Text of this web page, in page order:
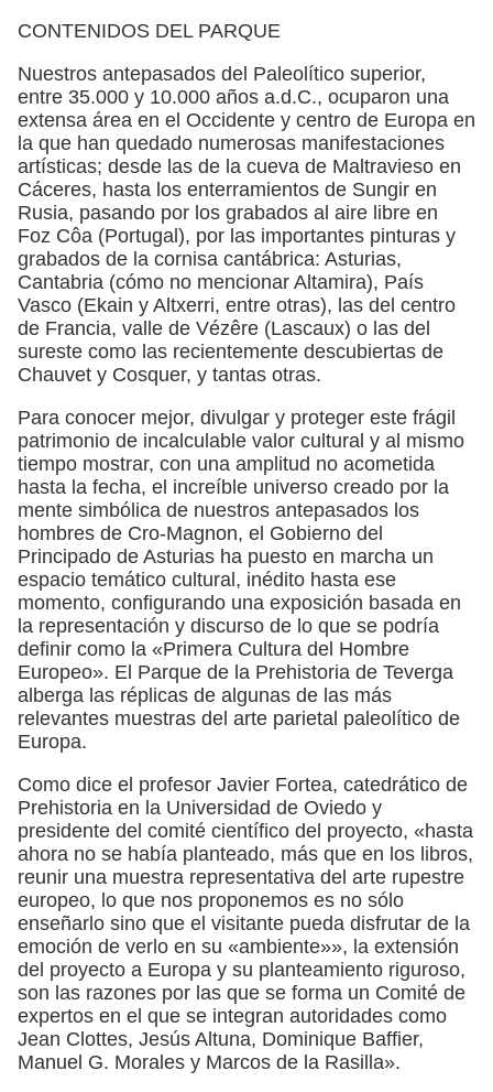
CONTENIDOS DEL PARQUE
Nuestros antepasados del Paleolítico superior,
entre 35.000 y 10.000 años a.d.C., ocuparon una
extensa área en el Occidente y centro de Europa en
la que han quedado numerosas manifestaciones
artísticas; desde las de la cueva de Maltravieso en
Cáceres, hasta los enterramientos de Sungir en
Rusia, pasando por los grabados al aire libre en
Foz Côa (Portugal), por las importantes pinturas y
grabados de la cornisa cantábrica: Asturias,
Cantabria (cómo no mencionar Altamira), País
Vasco (Ekain y Altxerri, entre otras), las del centro
de Francia, valle de Vézêre (Lascaux) o las del
sureste como las recientemente descubiertas de
Chauvet y Cosquer, y tantas otras.
Para conocer mejor, divulgar y proteger este frágil
patrimonio de incalculable valor cultural y al mismo
tiempo mostrar, con una amplitud no acometida
hasta la fecha, el increíble universo creado por la
mente simbólica de nuestros antepasados los
hombres de Cro-Magnon, el Gobierno del
Principado de Asturias ha puesto en marcha un
espacio temático cultural, inédito hasta ese
momento, configurando una exposición basada en
la representación y discurso de lo que se podría
definir como la «Primera Cultura del Hombre
Europeo». El Parque de la Prehistoria de Teverga
alberga las réplicas de algunas de las más
relevantes muestras del arte parietal paleolítico de
Europa.
Como dice el profesor Javier Fortea, catedrático de
Prehistoria en la Universidad de Oviedo y
presidente del comité científico del proyecto, «hasta
ahora no se había planteado, más que en los libros,
reunir una muestra representativa del arte rupestre
europeo, lo que nos proponemos es no sólo
enseñarlo sino que el visitante pueda disfrutar de la
emoción de verlo en su «ambiente»», la extensión
del proyecto a Europa y su planteamiento riguroso,
son las razones por las que se forma un Comité de
expertos en el que se integran autoridades como
Jean Clottes, Jesús Altuna, Dominique Baffier,
Manuel G. Morales y Marcos de la Rasilla».